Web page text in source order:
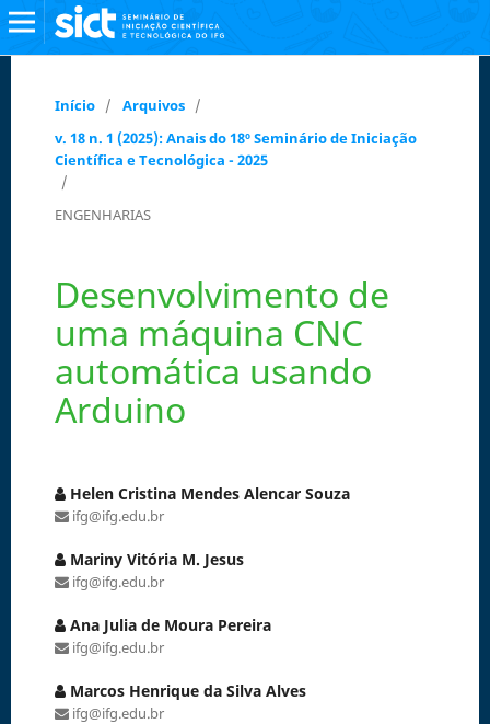
Início / Arquivos /
v. 18 n. 1 (2025): Anais do 18º Seminário de Iniciação
Científica e Tecnológica - 2025
/
ENGENHARIAS
Desenvolvimento de
uma máquina CNC
automática usando
Arduino
Helen Cristina Mendes Alencar Souza
ifg@ifg.edu.br
Mariny Vitória M. Jesus
ifg@ifg.edu.br
Ana Julia de Moura Pereira
ifg@ifg.edu.br
Marcos Henrique da Silva Alves
ifg@ifg.edu.br